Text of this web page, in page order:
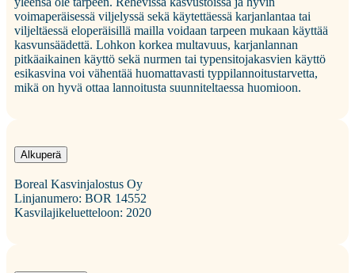
voimaperäisessä viljelyssä sekä käytettäessä karjanlantaa tai
viljeltäessä eloperäisillä mailla voidaan tarpeen mukaan käyttää
kasvunsäädettä. Lohkon korkea multavuus, karjanlannan
pitkäaikainen käyttö sekä nurmen tai typensitojakasvien käyttö
esikasvina voi vähentää huomattavasti typpilannoitustarvetta,
mikä on hyvä ottaa lannoitusta suunniteltaessa huomioon.
Alkuperä
Boreal Kasvinjalostus Oy
Linjanumero: BOR 14552
Kasvilajikeluetteloon: 2020